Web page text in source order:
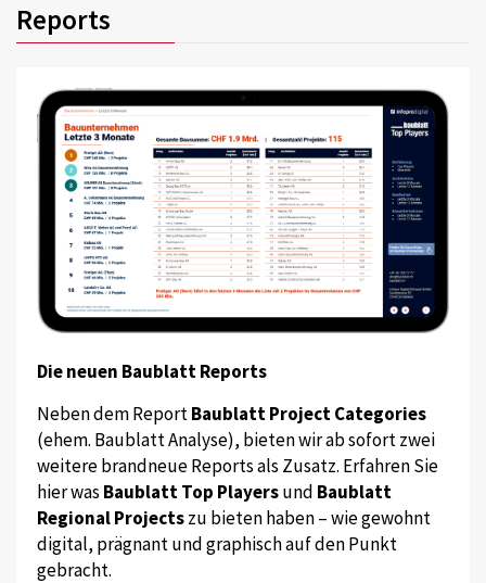
Reports
Die neuen Baublatt Reports
Neben dem ReportBaublatt Project Categories
(ehem. Baublatt Analyse), bieten wir ab sofort zwei
weitere brandneue Reports als Zusatz. Erfahren Sie
hier was Baublatt Top Playersund Baublatt
Regional Projectszu bieten haben – wie gewohnt
digital, prägnant und graphisch auf den Punkt
gebracht.